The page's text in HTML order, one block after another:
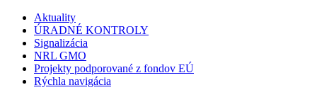
Aktuality
ÚRADNÉ KONTROLY
Signalizácia
NRL GMO
Projekty podporované z fondov EÚ
Rýchla navigácia